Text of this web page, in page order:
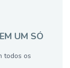
UM SÓ
todos os